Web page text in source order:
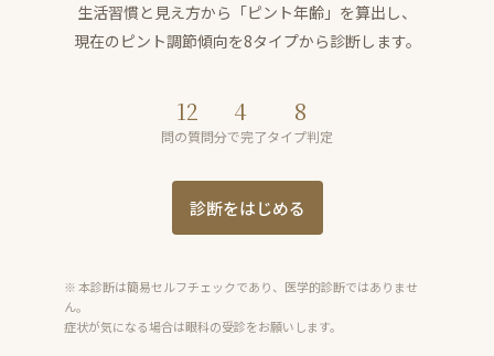
生活習慣と見え方から「ピント年齢」を算出し、
現在のピント調節傾向を8タイプから診断します。
12
問の質問
4
分で完了
8
タイプ判定
診断をはじめる
※ 本診断は簡易セルフチェックであり、医学的診断ではありませ
ん。
症状が気になる場合は眼科の受診をお願いします。